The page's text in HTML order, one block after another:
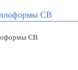
СВ